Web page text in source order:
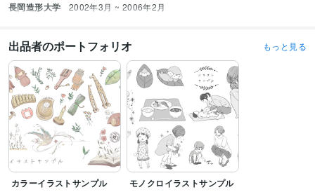
長岡造形大学 2002年3月 ~ 2006年2月
出品者のポートフォリオ もっと見る
カラーイラストサンプル モノクロイラストサンプル